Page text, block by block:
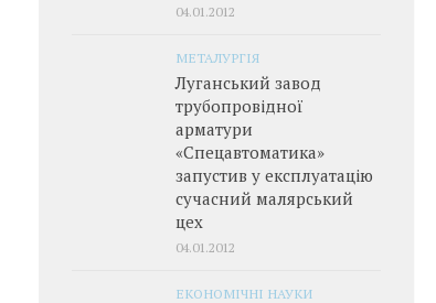
04.01.2012
МЕТАЛУРГІЯ
Луганський завод
трубопровідної
арматури
«Спецавтоматика»
запустив у експлуатацію
сучасний малярський
цех
04.01.2012
ЕКОНОМІЧНІ НАУКИ